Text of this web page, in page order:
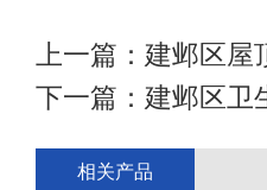
上一篇： 建邺区屋
下一篇： 建邺区卫
相关产品